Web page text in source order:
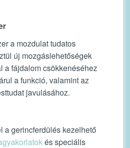
a mozdulat tudatos
új mozgáslehetőségek
a fájdalom csökkenéséhez
a funkció, valamint az
javulásához.
a gerincferdülés kezelhető
és speciális